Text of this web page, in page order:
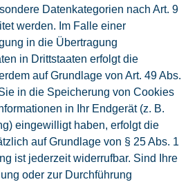
Datenkategorien nach Art. 9
werden. Im Falle einer
in die Übertragung
in Drittstaaten erfolgt die
auf Grundlage von Art. 49 Abs.
in die Speicherung von Cookies
in Ihr Endgerät (z. B.
eingewilligt haben, erfolgt die
auf Grundlage von § 25 Abs. 1
ist jederzeit widerrufbar. Sind Ihre
oder zur Durchführung